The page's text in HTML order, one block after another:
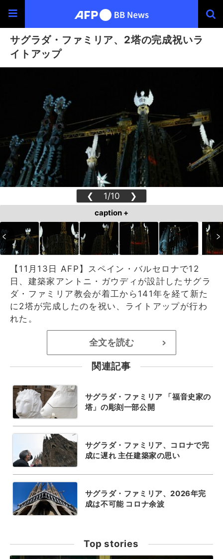
サグラダ・ファミリア、2塔の完成祝いラ
イトアップ
❮ 1/10 ❯
caption +
【11月13日 AFP】スペイン・バルセロナで12
日、建築家アントニ・ガウディが設計したサグラ
ダ・ファミリア教会が着工から141年を経て新た
に2塔が完成したのを祝い、ライトアップが行わ
れた。
全文を読む >
関連記事
サグラダ・ファミリア 「福音史家の
塔」の彫刻一部公開
サグラダ・ファミリア、コロナで完
成に遅れ 主任建築家の思い
サグラダ・ファミリア、2026年完
成は不可能 コロナ余波
Top stories